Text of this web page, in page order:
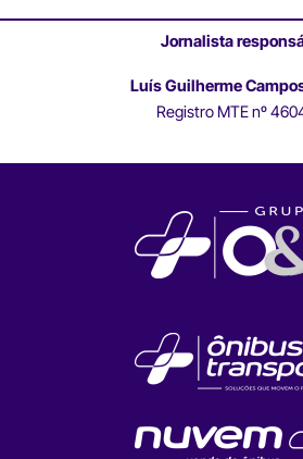
Jornalista
Luís Guilherme
Registro MTE nº